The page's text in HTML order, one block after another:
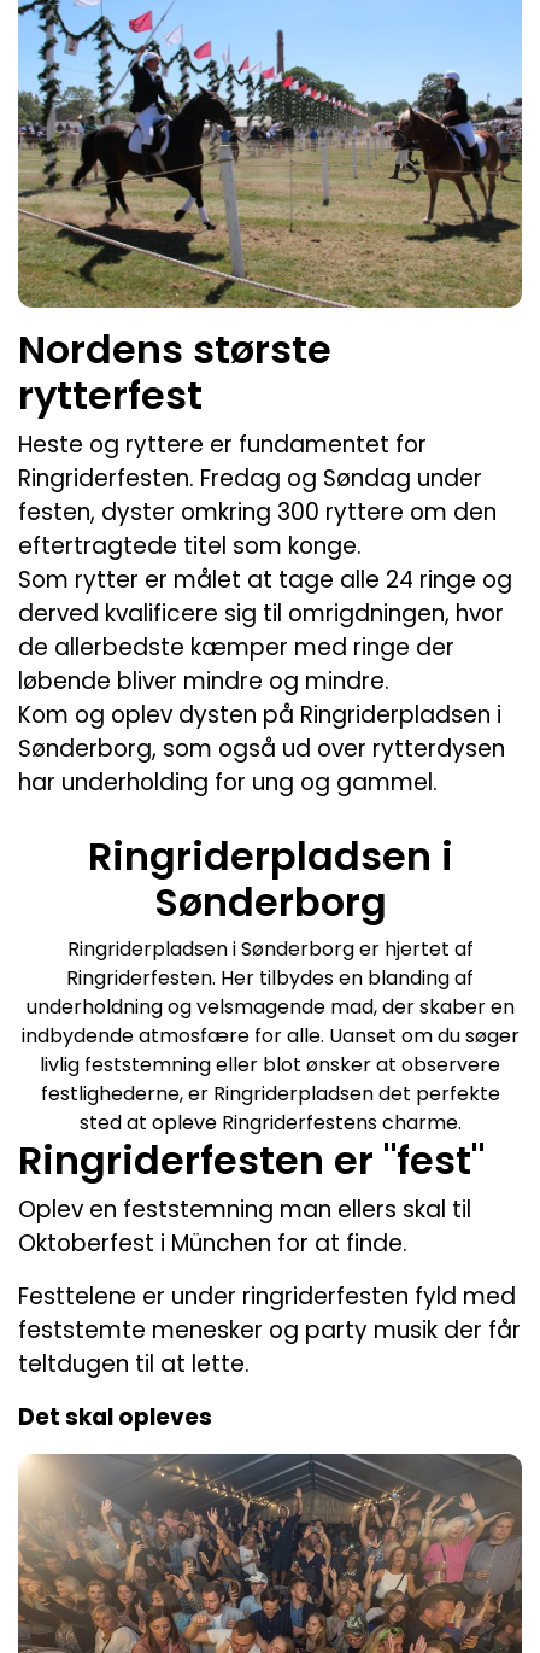
Nordens største
rytterfest
Heste og ryttere er fundamentet for
Ringriderfesten. Fredag og Søndag under
festen, dyster omkring 300 ryttere om den
eftertragtede titel som konge.
Som rytter er målet at tage alle 24 ringe og
derved kvalificere sig til omrigdningen, hvor
de allerbedste kæmper med ringe der
løbende bliver mindre og mindre.
Kom og oplev dysten på Ringriderpladsen i
Sønderborg, som også ud over rytterdysen
har underholding for ung og gammel.
Ringriderpladsen i
Sønderborg
Ringriderpladsen i Sønderborg er hjertet af
Ringriderfesten. Her tilbydes en blanding af
underholdning og velsmagende mad, der skaber en
indbydende atmosfære for alle. Uanset om du søger
livlig feststemning eller blot ønsker at observere
festlighederne, er Ringriderpladsen det perfekte
sted at opleve Ringriderfestens charme.
Ringriderfesten er "fest"
Oplev en feststemning man ellers skal til
Oktoberfest i München for at finde.
Festtelene er under ringriderfesten fyld med
feststemte menesker og party musik der får
teltdugen til at lette.
Det skal opleves